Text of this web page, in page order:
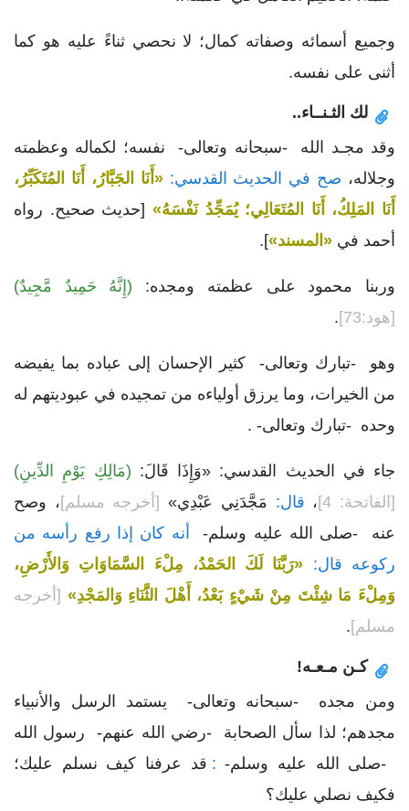
وجميع أسمائه وصفاته كمال؛ لا نحصي ثناءً عليه هو كما
أثنى على نفسه.
لك الثـنــاء..
وقد مجـد الله -سبحانه وتعالى- نفسه؛ لكماله وعظمته
وجلاله، صح في الحديث القدسي: «أَنَا الجَبَّارُ، أَنَا المُتَكَبِّرُ،
أَنَا المَلِكُ، أَنَا المُتَعَالِي؛ يُمَجِّدُ نَفْسَهُ» [حديث صحيح. رواه
أحمد في «المسند»].
وربنا محمود على عظمته ومجده: (إِنَّهُ حَمِيدٌ مَّجِيدٌ)
[هود:73]
.
وهو -تبارك وتعالى- كثير الإحسان إلى عباده بما يفيضه
من الخيرات، وما يرزق أولياءه من تمجيده في عبوديتهم له
وحده -تبارك وتعالى- .
جاء في الحديث القدسي: «وَإِذَا قَالَ: (مَالِكِ يَوْمِ الدِّينِ)
[الفاتحة: 4]
، قال: مَجَّدَنِي عَبْدِي» [أخرجه مسلم] ، وصح
عنه -صلى الله عليه وسلم-أنه كان إذا رفع رأسه من
ركوعه قال: «رَبَّنَا لَكَ الحَمْدُ، مِلْءَ السَّمَاوَاتِ وَالأَرْضِ،
وَمِلْءَ مَا شِئْتَ مِنْ شَيْءٍ بَعْدُ، أَهْلَ الثَّنَاءِ وَالمَجْدِ» [أخرجه
مسلم] .
كـن مـعـه!
ومن مجده -سبحانه وتعالى- يستمد الرسل والأنبياء
مجدهم؛ لذا سأل الصحابة -رضي الله عنهم- رسول الله
-صلى الله عليه وسلم-: قد عرفنا كيف نسلم عليك؛
فكيف نصلي عليك؟